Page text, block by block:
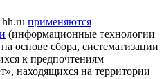
применяются
(информационные технологии
основе сбора, систематизации
к предпочтениям
находящихся на территории